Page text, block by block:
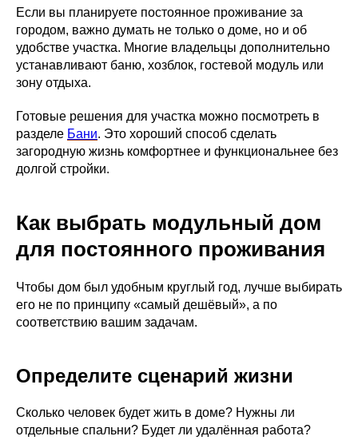
Если вы планируете постоянное проживание за
городом, важно думать не только о доме, но и об
удобстве участка. Многие владельцы дополнительно
устанавливают баню, хозблок, гостевой модуль или
зону отдыха.
Готовые решения для участка можно посмотреть в
разделе Бани. Это хороший способ сделать
загородную жизнь комфортнее и функциональнее без
долгой стройки.
Как выбрать модульный дом
для постоянного проживания
Чтобы дом был удобным круглый год, лучше выбирать
его не по принципу «самый дешёвый», а по
соответствию вашим задачам.
Определите сценарий жизни
Сколько человек будет жить в доме? Нужны ли
отдельные спальни? Будет ли удалённая работа?